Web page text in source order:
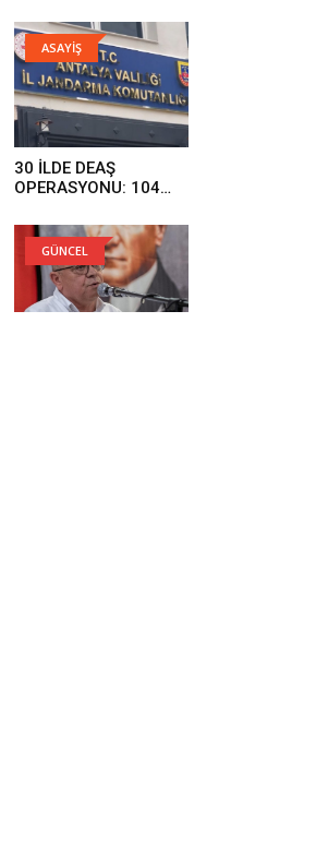
ASAYİŞ
30 İLDE DEAŞ
OPERASYONU: 104
GÜNCEL